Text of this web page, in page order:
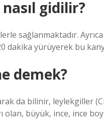
gidilir?
sağlanmaktadır.
dakika yürüyerek bu
demek?
da bilinir, leylekgiller
olan, büyük, ince, ince